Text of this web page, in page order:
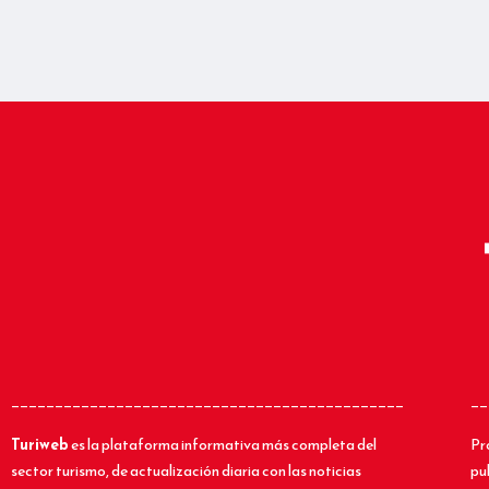
_____________________________________________
Turiwebes la plataforma informativa más completa del
sector turismo, de actualización diaria con las noticias